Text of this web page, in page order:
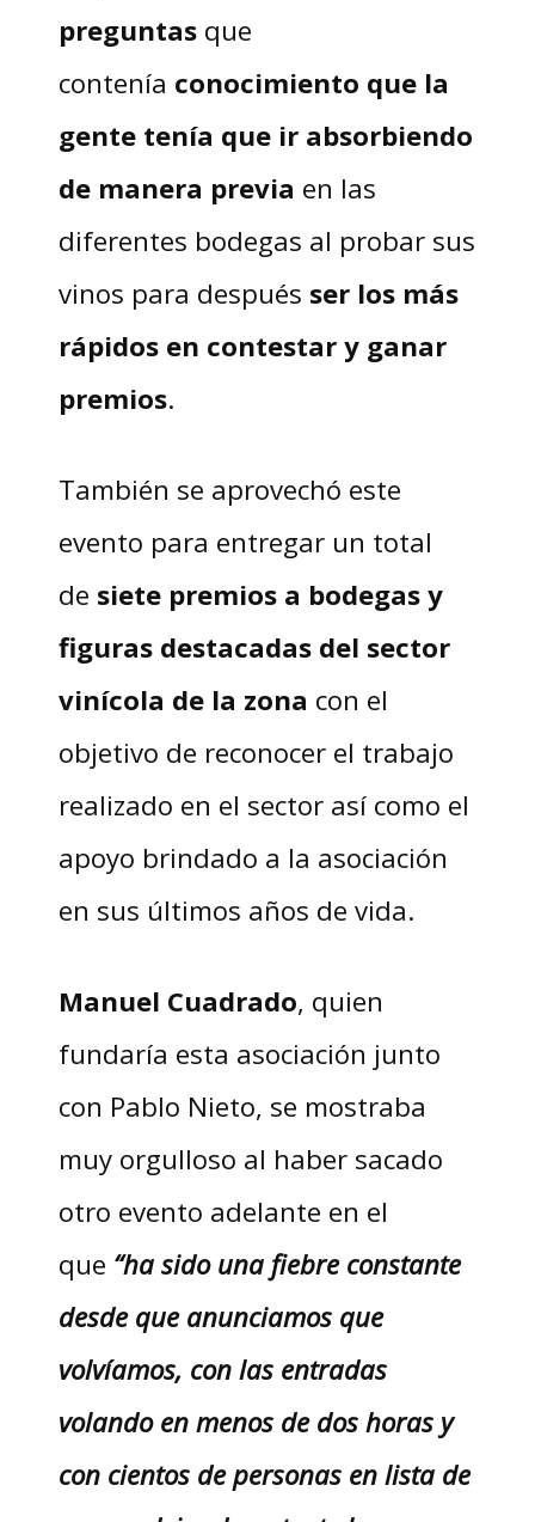
preguntasque
contenía conocimiento que la
gente tenía que ir absorbiendo
de manera previa en las
diferentes bodegas al probar sus
vinos para después ser los más
rápidos en contestar y ganar
premios.
También se aprovechó este
evento para entregar un total
de siete premios a bodegas y
figuras destacadas del sector
vinícola de la zona con el
objetivo de reconocer el trabajo
realizado en el sector así como el
apoyo brindado a la asociación
en sus últimos años de vida.
Manuel Cuadrado, quien
fundaría esta asociación junto
con Pablo Nieto, se mostraba
muy orgulloso al haber sacado
otro evento adelante en el
que “ha sido una fiebre constante
desde que anunciamos que
volvíamos, con las entradas
volando en menos de dos horas y
con cientos de personas en lista de